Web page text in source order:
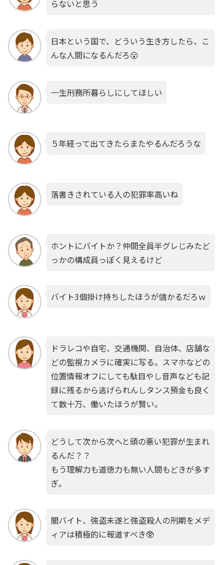
らないと思う
日本という国で、どういう生き方したら、こ
んな人間になるんだろ😮
一生刑務所暮らしにしてほしい
５年経って出てきたらまたやるんだろうな
落書きされている人の犯罪率高いね
ホントにバイトか？仲間全員半グレじみたど
っかの構成員っぽく見えるけど
バイト3個掛け持ちしたほうが儲かるだろｗ
ドラレコや自宅、交通機関、自治体、店舗な
どの監視カメラに確実に写る。スマホなどの
位置情報オフにしても駄目やし音声なども記
録に残るから逃げられんしタンス預金も良く
て数十万、働いたほうが賢い。
どうして次から次へと頭の悪い犯罪が生まれ
るんだ？？
もう理解力も道徳力も無い人間もどきが多す
ぎ。
闇バイト、強盗未遂と強盗殺人の刑期をメデ
ィアは積極的に報道すべき🥸